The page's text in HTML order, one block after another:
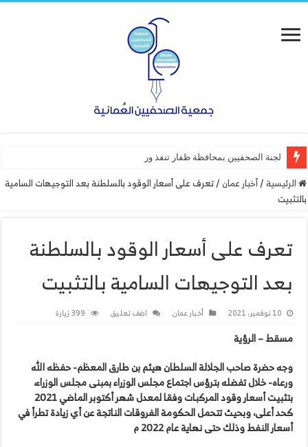
لجنة الصحفيين بمحافظة ظفار تنفذ ورشة عمل “أساسيا
الرئيسية /أخبار عمان /تعرف على أسعار الوقود بالسلطنة بعد التوجيهات السامية
بالتثبيت
تعرف على أسعار الوقود بالسلطنة
بعد التوجيهات السامية بالتثبيت
10 نوفمبر، 2021 أخبار عمان اضف تعليق 399 زيارة
مسقط – الرؤية
وجه حضرة صاحب الجلالة السلطان هيثم بن طارق المعظم- حفظه الله
ورعاه- خلال تفضله بترؤس اجتماع مجلس الوزراء بمبنى مجلس الوزراء،
بتثبيت أسعار وقود المركبات وفقا لمعدل شهر أكتوبر الماضي 2021
كحد أعلى، وبحيث تتحمل الحكومة الفروقات الناتجة عن أي زيادة تطرأ في
أسعار النفط وذلك حتى نهاية عام 2022 م